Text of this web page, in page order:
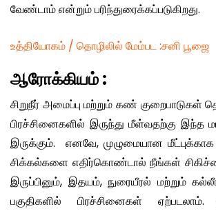
வேண்டாம் என்றும் பரிந்துரைக்கப்படுகிறது.
உத்தியோகம் / தொழிலில் மேம்பட :சனி பூஜை
ஆரோக்கியம் :
சிறுநீர் அமைப்பு மற்றும் கண் குறைபாடுகள்
பிரச்சினைகளில் இருந்து மீள்வதற்கு இந்த
இருக்கும். எனவே, முழுமையான
சிக்கல்களை எதிர்கொண்டால் நீங்கள்
இருப்பினும், இதயம், நுரையீரல் மற்றும்
பகுதிகளில் பிரச்சினைகள்